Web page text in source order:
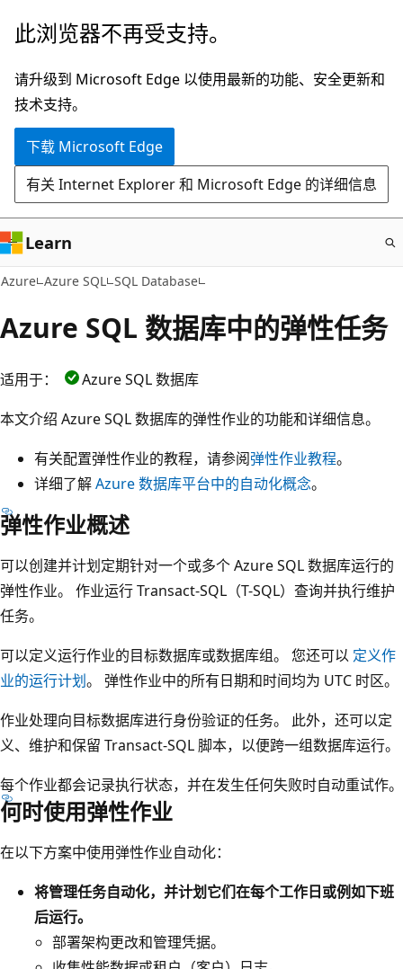
跳
主
要
内
此浏览器不再受支持。
请升级到 Microsoft Edge 以使用最新的功能、安全更新和
技术支持。
下载 Microsoft Edge
有关 Internet Explorer 和 Microsoft Edge 的详细信息
Learn
Azure Azure SQL SQL Database
Azure SQL 数据库中的弹性任务
适用于：
Azure SQL 数据库
本文介绍 Azure SQL 数据库的弹性作业的功能和详细信息。
有关配置弹性作业的教程，请参阅弹性作业教程。
详细了解Azure 数据库平台中的自动化概念。
弹性作业概述
可以创建并计划定期针对一个或多个 Azure SQL 数据库运行的
弹性作业。 作业运行 Transact-SQL（T-SQL）查询并执行维护
任务。
可以定义运行作业的目标数据库或数据库组。 您还可以 定义作
业的运行计划。 弹性作业中的所有日期和时间均为 UTC 时区。
作业处理向目标数据库进行身份验证的任务。 此外，还可以定
义、维护和保留 Transact-SQL 脚本，以便跨一组数据库运行。
每个作业都会记录执行状态，并在发生任何失败时自动重试作。
何时使用弹性作业
在以下方案中使用弹性作业自动化：
将管理任务自动化，并计划它们在每个工作日或例如下班
后运行。
部署架构更改和管理凭据。